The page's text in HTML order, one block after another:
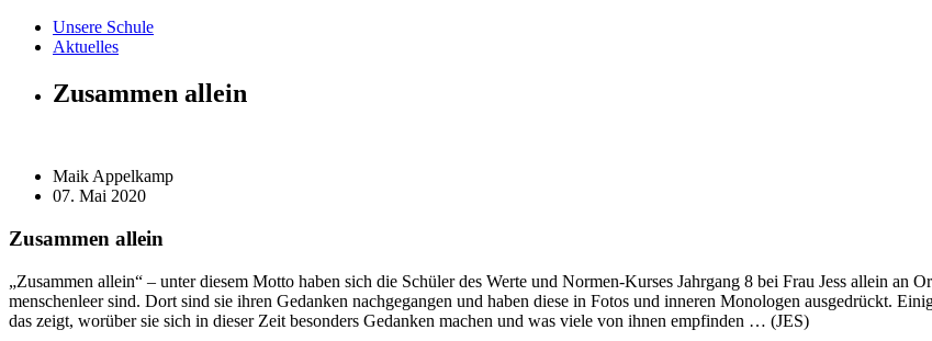
Unsere Schule
Aktuelles
Zusammen allein
Maik Appelkamp
07. Mai 2020
Zusammen allein
„Zusammen allein“ – unter diesem Motto haben sich die Schüler des Werte und Normen-Kurses Jahrgang 8 bei Frau Jess allein an
menschenleer sind. Dort sind sie ihren Gedanken nachgegangen und haben diese in Fotos und inneren Monologen ausgedrückt.
das zeigt, worüber sie sich in dieser Zeit besonders Gedanken machen und was viele von ihnen empfinden … (JES)